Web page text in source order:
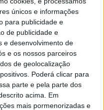
únicos e informações
para publicidade e
de publicidade e
e desenvolvimento de
e os nossos parceiros
de geolocalização
Poderá clicar para
parte e pela parte dos
acima. Em
mais pormenorizadas e
e Guerra Junqueiro
Ceuta: a vida
seus vídeos íntimos na